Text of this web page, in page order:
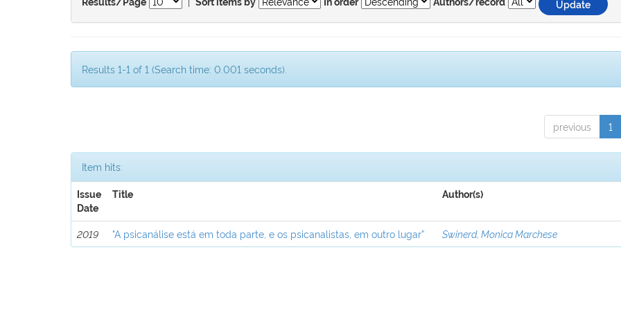
Results/Page Sort items by In order Authors/record
Results 1-1 of 1 (Search time: 0.001 seconds).
previous 1
Item hits:
Issue
Date
Title Author(s)
2019 "A psicanálise está em toda parte, e os psicanalistas, em outro lugar” Swinerd, Monica Marchese